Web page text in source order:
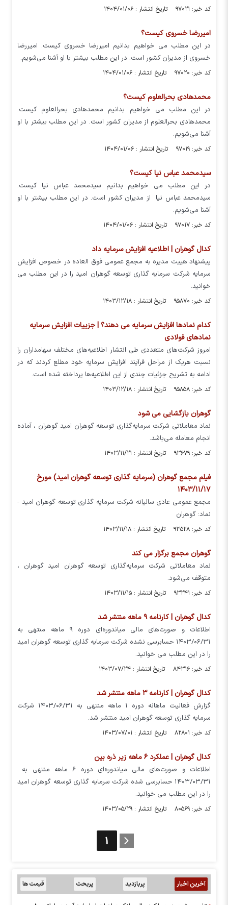
کد خبر: ۹۷۰۲۱ تاریخ انتشار : ۱۴۰۴/۰۱/۰۶
امیررضا خسروی کیست؟
در این مطلب می خواهیم بدانیم امیررضا خسروی کیست. امیررضا
خسروی از مدیران کشور است. در این مطلب بیشتر با او آشنا می‌شویم.
کد خبر: ۹۷۰۲۰ تاریخ انتشار : ۱۴۰۴/۰۱/۰۶
محمدهادی بحرالعلوم کیست؟
در این مطلب می خواهیم بدانیم محمدهادی بحرالعلوم کیست.
محمدهادی بحرالعلوم از مدیران کشور است. در این مطلب بیشتر با او
آشنا می‌شویم.
کد خبر: ۹۷۰۱۹ تاریخ انتشار : ۱۴۰۴/۰۱/۰۶
سیدمحمد عباس نیا کیست؟
در این مطلب می خواهیم بدانیم سیدمحمد عباس نیا کیست.
سیدمحمد عباس نیا از مدیران کشور است. در این مطلب بیشتر با او
آشنا می‌شویم.
کد خبر: ۹۷۰۱۷ تاریخ انتشار : ۱۴۰۴/۰۱/۰۶
کدال گوهران | اطلاعیه افزایش سرمایه داد
پیشنهاد هییت مدیره به مجمع عمومی فوق العاده در خصوص افزایش
سرمایه شرکت سرمایه گذاری توسعه گوهران امید را در این مطلب می
خوانید.
کد خبر: ۹۵۸۷۰ تاریخ انتشار : ۱۴۰۳/۱۲/۱۸
کدام نمادها افزایش سرمایه می دهند؟ | جزییات افزایش سرمایه
نمادهای فولادی
امروز شرکت‌های متعددی طی انتشار اطلاعیه‌های مختلف سهامداران را
نسبت هریک از مراحل فرآیند افزایش سرمایه خود مطلع کردند که در
ادامه به تشریح جزئیات چندی از این اطلاعیه‌ها پرداخته شده است.
کد خبر: ۹۵۸۵۸ تاریخ انتشار : ۱۴۰۳/۱۲/۱۸
گوهران بازگشایی می شود
نماد معاملاتی شرکت سرمایه‌گذاری توسعه گوهران امید گوهران ، آماده
انجام معامله می‌باشد.
کد خبر: ۹۳۶۷۹ تاریخ انتشار : ۱۴۰۳/۱۱/۲۱
فیلم مجمع گوهران (سرمایه گذاری توسعه گوهران امید) مورخ
۱۴۰۳/۱۱/۱۷
مجمع عمومی عادی سالیانه شرکت سرمایه گذاری توسعه گوهران امید -
نماد: گوهران
کد خبر: ۹۳۵۲۸ تاریخ انتشار : ۱۴۰۳/۱۱/۱۸
گوهران مجمع برگزار می کند
نماد معاملاتی شرکت سرمایه‌گذاری توسعه گوهران امید گوهران ،
متوقف می‌شود.
کد خبر: ۹۳۲۴۱ تاریخ انتشار : ۱۴۰۳/۱۱/۱۵
کدال گوهران | کارنامه ۹ ماهه منتشر شد
اطلاعات و صورت‌های مالی میاندوره‌ای دوره ۹ ماهه منتهی به
۱۴۰۳/۰۶/۳۱ حسابرسی نشده شرکت سرمایه گذاری توسعه گوهران امید
را در این مطلب می خوانید.
کد خبر: ۸۴۳۱۶ تاریخ انتشار : ۱۴۰۳/۰۷/۲۴
کدال گوهران | کارنامه ۳ ماهه منتشر شد
گزارش فعالیت ماهانه دوره ۱ ماهه منتهی به ۱۴۰۳/۰۶/۳۱ شرکت
سرمایه گذاری توسعه گوهران امید منتشر شد.
کد خبر: ۸۲۸۰۱ تاریخ انتشار : ۱۴۰۳/۰۷/۰۱
کدال گوهران | عملکرد ۶ ماهه زیر ذره بین
اطلاعات و صورت‌های مالی میاندوره‌ای دوره ۶ ماهه منتهی به
۱۴۰۳/۰۳/۳۱ حسابرسی شده شرکت سرمایه گذاری توسعه گوهران امید
را در این مطلب می خوانید.
کد خبر: ۸۰۵۶۹ تاریخ انتشار : ۱۴۰۳/۰۵/۲۹
1
آخرین اخبار پربازدید پربحث قیمت ها